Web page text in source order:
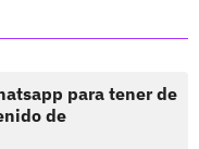
para tener de
de